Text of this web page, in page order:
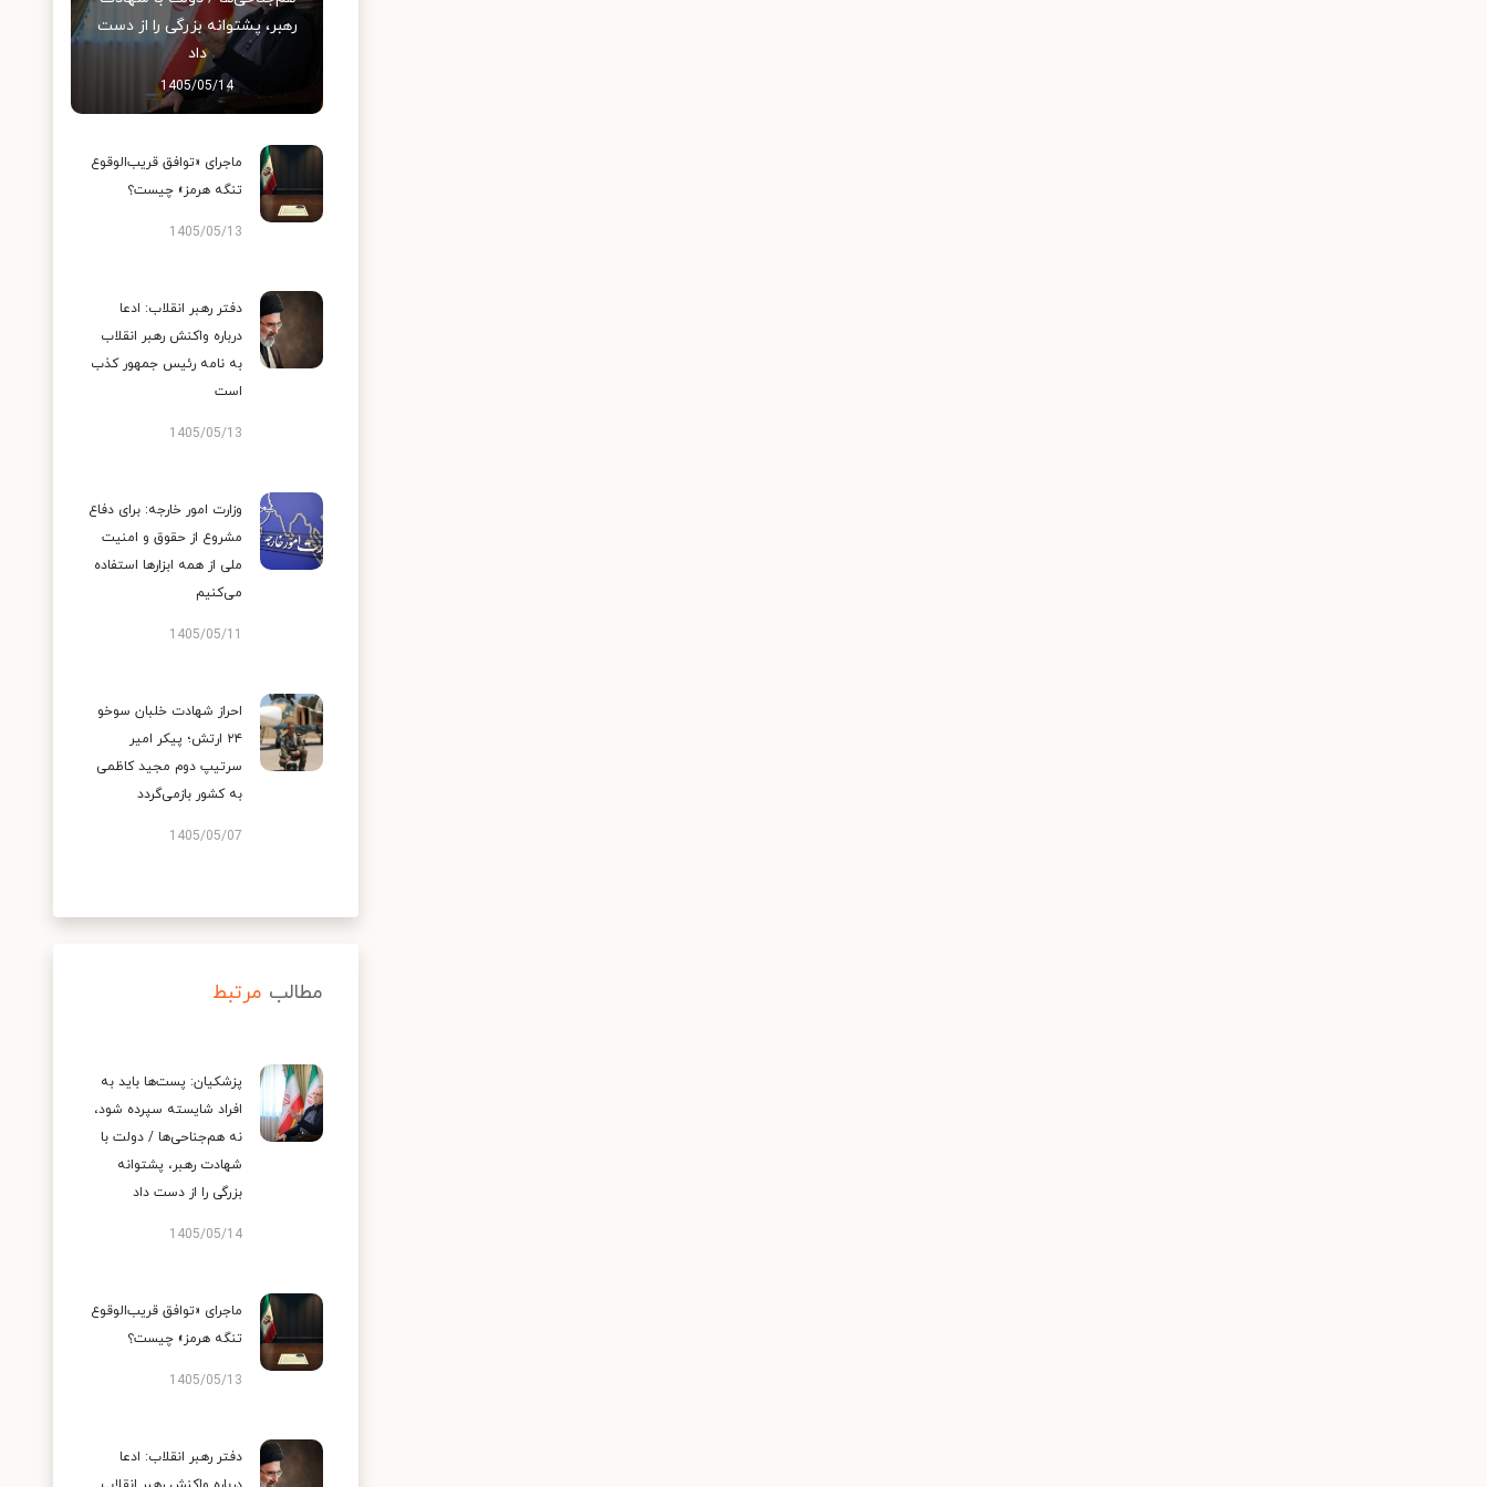
رهبر، پشتوانه بزرگی را از دست
داد
1405/05/14
ماجرای «توافق قریب‌الوقوع
تنگه هرمز» چیست؟
1405/05/13
دفتر رهبر انقلاب: ادعا
درباره واکنش رهبر انقلاب
به نامه رئیس جمهور کذب
است
1405/05/13
وزارت امور خارجه: برای دفاع
مشروع از حقوق و امنیت
ملی از همه ابزارها استفاده
می‌کنیم
1405/05/11
احراز شهادت خلبان سوخو
۲۴ ارتش؛ پیکر امیر
سرتیپ دوم مجید کاظمی
به کشور بازمی‌گردد
1405/05/07
مطالب مرتبط
پزشکیان: پست‌ها باید به
افراد شایسته سپرده شود،
نه هم‌جناحی‌ها / دولت با
شهادت رهبر، پشتوانه
بزرگی را از دست داد
1405/05/14
ماجرای «توافق قریب‌الوقوع
تنگه هرمز» چیست؟
1405/05/13
دفتر رهبر انقلاب: ادعا